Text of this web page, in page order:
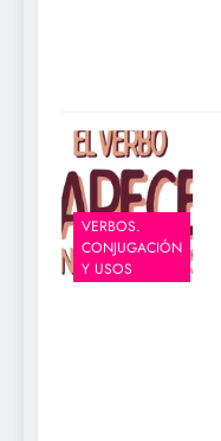
VERBOS.
CONJUGACIÓN
Y USOS